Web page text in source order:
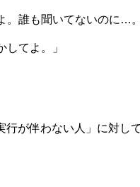
。誰も聞いてないのに…。
してよ。」
が伴わない人」に対し